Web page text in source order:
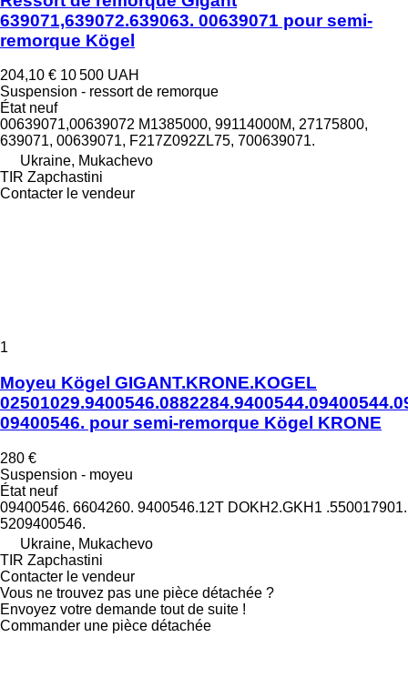
639071,639072.639063. 00639071 pour semi-
remorque Kögel
204,10 € 10 500 UAH
Suspension - ressort de remorque
Étatneuf
00639071,00639072 M1385000, 99114000M, 27175800,
639071, 00639071, F217Z092ZL75, 700639071.
Ukraine, Mukachevo
TIR Zapchastini
Contacter le vendeur
1
Moyeu Kögel GIGANT.KRONE.KOGEL
09400546. pour semi-remorque Kögel KRONE
280 €
Suspension - moyeu
Étatneuf
09400546. 6604260. 9400546.12T DOKH2.GKH1 .550017901.
5209400546.
Ukraine, Mukachevo
TIR Zapchastini
Contacter le vendeur
Vous ne trouvez pas une pièce détachée ?
Envoyez votre demande tout de suite !
Commander une pièce détachée